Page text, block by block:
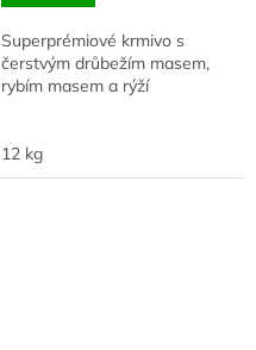
Superprémiové krmivo s
čerstvým drůbežím masem,
rybím masem a rýží
12 kg